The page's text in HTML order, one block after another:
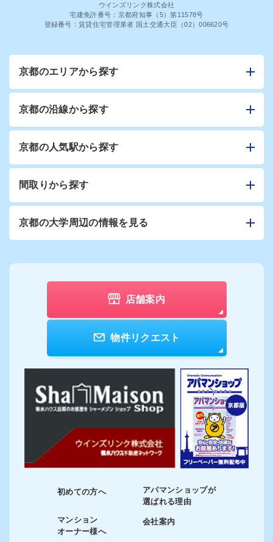
ウインズリンク株式会社
宅建免許番号：京都府知事（5）第11578号
登録番号：賃貸住宅管理業者 国土交通大臣（02）006620号
京都のエリアから探す
京都の沿線から探す
京都の人気駅から探す
間取りから探す
京都の大学周辺の情報を見る
店舗案内
物件リクエスト
初めての方へ
マンション
オーナー様へ
アパマンショップが
選ばれる理由
会社案内